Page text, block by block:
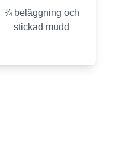
¾ beläggning och
stickad mudd